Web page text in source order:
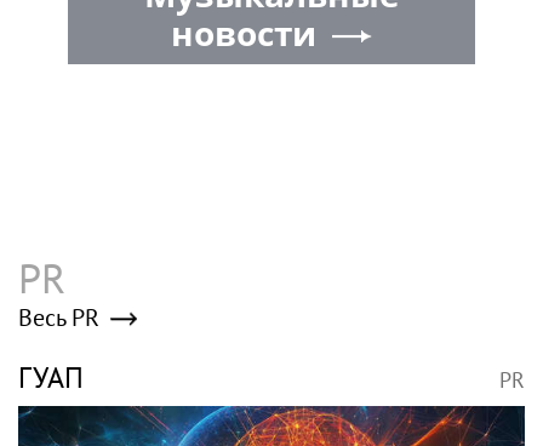
«Коммерсантъ»: Бомбу в Москве